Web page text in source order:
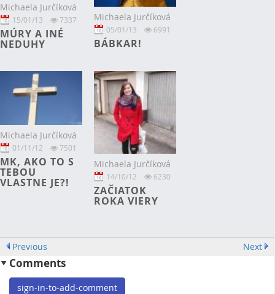
Michaela Jurčíková
15/01/13 7337
MÚRY A INÉ
NEDUHY
Michaela Jurčíková
05/01/13 6991
BÁBKAR!
Michaela Jurčíková
01/11/12 7501
MK, AKO TO S
TEBOU
VLASTNE JE?!
Michaela Jurčíková
14/10/12 6230
ZAČIATOK
ROKA VIERY
Previous Next
Comments
sign-in-to-add-comment